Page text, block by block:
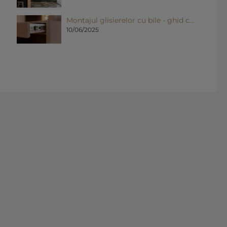
Montajul glisierelor cu bile - ghid complet pentru o instalare eficientă
10/06/2025